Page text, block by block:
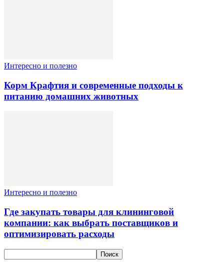
Интересно и полезно
Корм Крафтия и современные подходы к
питанию домашних животных
Интересно и полезно
Где закупать товары для клининговой
компании: как выбрать поставщиков и
оптимизировать расходы